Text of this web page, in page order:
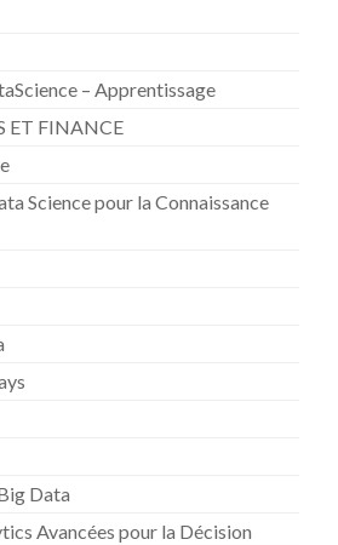
– Apprentissage
ET FINANCE
Science pour la Connaissance
Data
Avancées pour la Décision